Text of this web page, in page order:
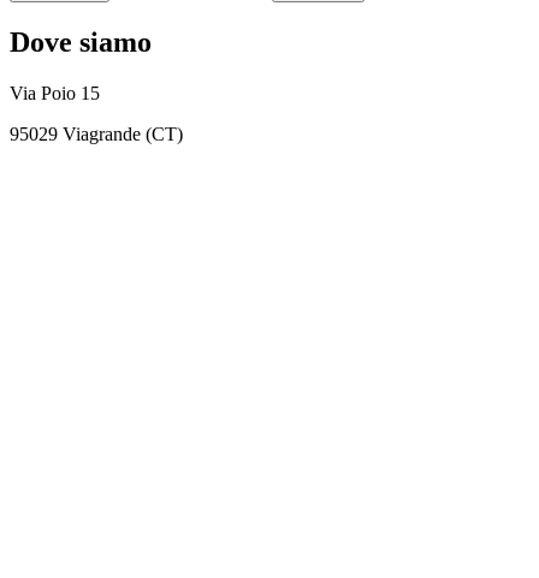
Dove siamo
Via Poio 15
95029 Viagrande (CT)